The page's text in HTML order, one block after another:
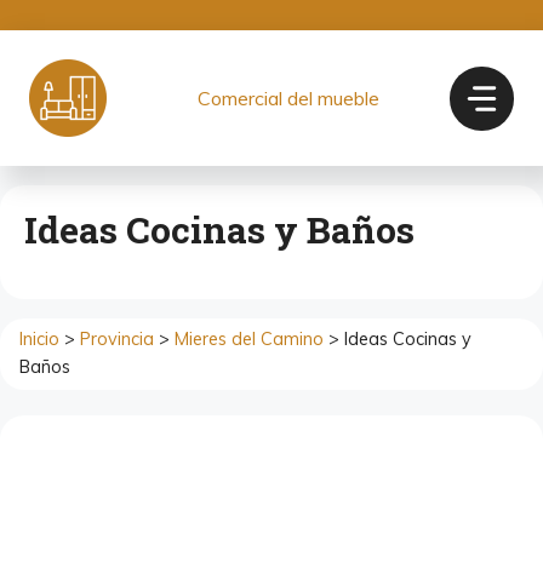
contenido
Comercial del mueble
Ideas Cocinas y Baños
Inicio > Provincia > Mieres del Camino > Ideas Cocinas y
Baños